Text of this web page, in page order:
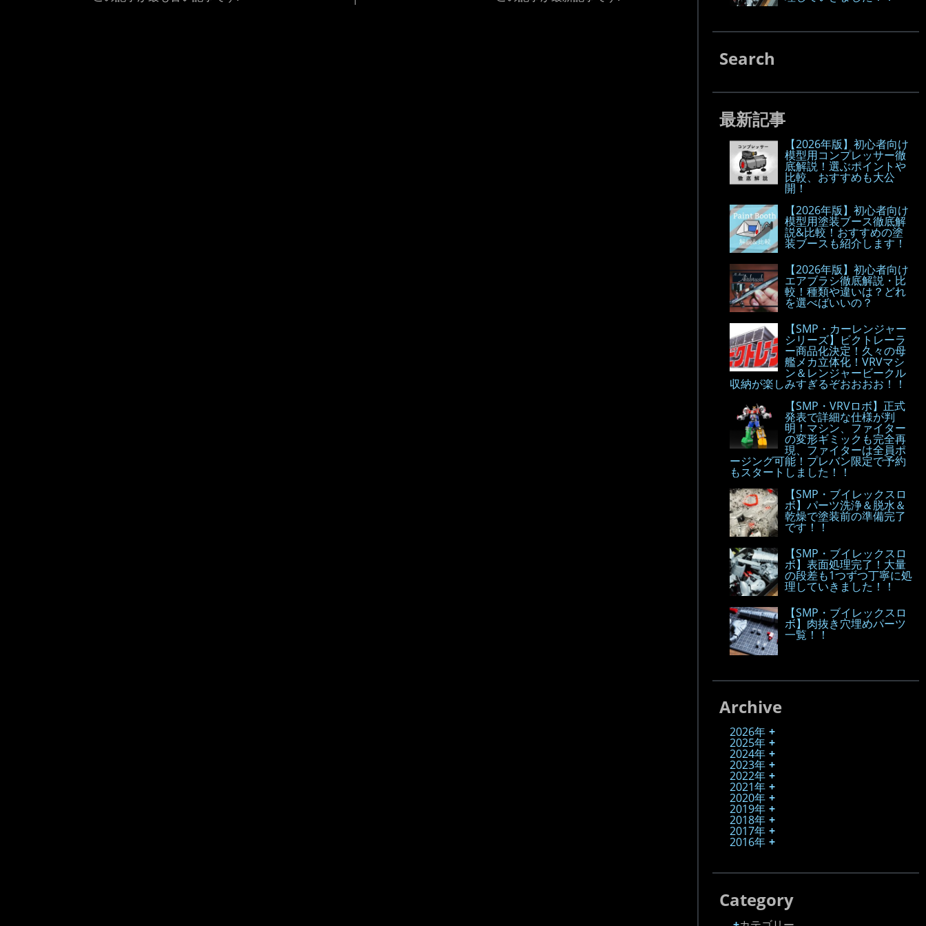
Search
最新記事
【2026年版】初心者向け
模型用コンプレッサー徹
底解説！選ぶポイントや
比較、おすすめも大公
開！
【2026年版】初心者向け
模型用塗装ブース徹底解
説&比較！おすすめの塗
装ブースも紹介します！
【2026年版】初心者向け
エアブラシ徹底解説・比
較！種類や違いは？どれ
を選べばいいの？
【SMP・カーレンジャー
シリーズ】ビクトレーラ
ー商品化決定！久々の母
艦メカ立体化！VRVマシ
ン＆レンジャービークル
収納が楽しみすぎるぞおおおお！！
【SMP・VRVロボ】正式
発表で詳細な仕様が判
明！マシン、ファイター
の変形ギミックも完全再
現、ファイターは全員ポ
ージング可能！プレバン限定で予約
もスタートしました！！
【SMP・ブイレックスロ
ボ】パーツ洗浄＆脱水＆
乾燥で塗装前の準備完了
です！！
【SMP・ブイレックスロ
ボ】表面処理完了！大量
の段差も1つずつ丁寧に処
理していきました！！
【SMP・ブイレックスロ
ボ】肉抜き穴埋めパーツ
一覧！！
Archive
2026年
2025年
2024年
2023年
2022年
2021年
2020年
2019年
2018年
2017年
2016年
Category